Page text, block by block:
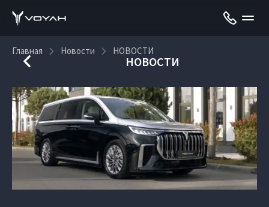
Главная Новости НОВОСТИ
НОВОСТИ